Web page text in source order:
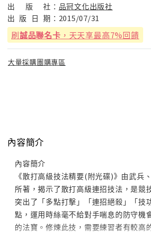
出
版 社： 品冠文化出版社
出 版 日 期： 2015/07/31
刷誠品聯名卡 ，天天享最高7%回饋
大量採購團購專區
內容簡介
內容簡介
《散打高級技法精要(附光碟)》由武兵
所著，揭示了散打高級連招技法，是競
突出了「多點打擊」「連招絕殺」「技
點，運用時絲毫不給對手喘息的防守機
的法寶。修煉此技，需要練習者有較高